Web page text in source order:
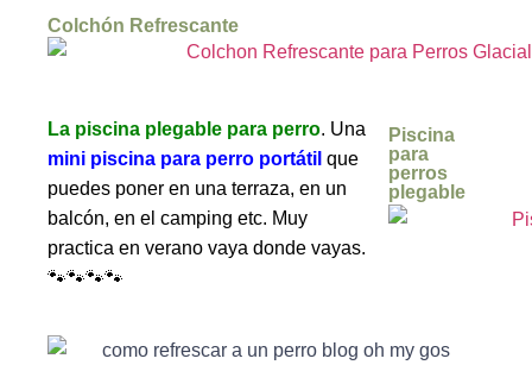
Colchón Refrescante
La piscina plegable para perro. Una
mini piscina para perro portátil que
puedes poner en una terraza, en un
balcón, en el camping etc. Muy
practica en verano vaya donde vayas.
🐾🐾🐾🐾
Piscina
para
perros
plegable